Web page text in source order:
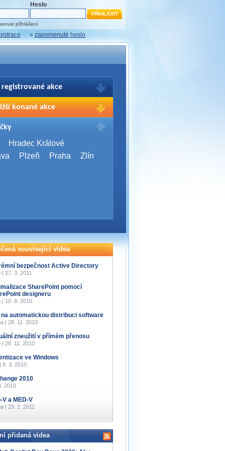
Heslo
přihlášení
» zapomenuté heslo
registrované akce
Vašich registrací na akce
přihlašte.
konané akce
2026
Brno
Server Bootcamp 2026
Hradec Králové
Plzeň Praha Zlín
související videa
bezpečnost Active Directory
| 27. 3. 2011
SharePoint pomocí
designeru
| 10. 8. 2010
automatickou distribuci software
| 28. 11. 2010
zneužití v přímém přenosu
| 28. 11. 2010
ve Windows
8. 3. 2010
2010
2010
V a MED-V
| 23. 2. 2011
přidaná videa